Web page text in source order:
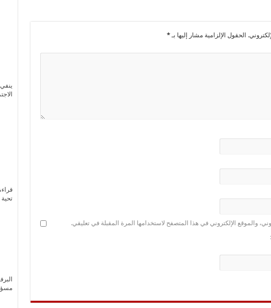
الحقول الإلزامية مشار إليها بـ*
والموقع الإلكتروني في هذا المتصفح لاستخدامها المرة المقبلة في تعليقي.